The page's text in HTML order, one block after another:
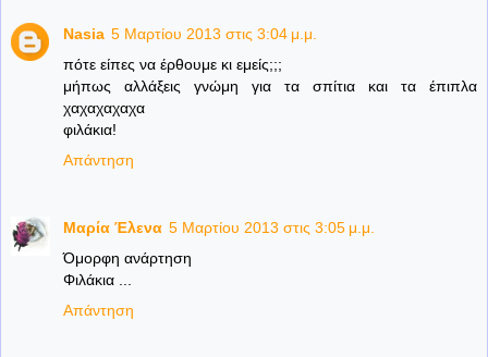
Nasia 5 Μαρτίου 2013 στις 3:04 μ.μ.
πότε είπες να έρθουμε κι εμείς;;;
μήπως αλλάξεις γνώμη για τα σπίτια και τα έπιπλα
χαχαχαχαχα
φιλάκια!
Απάντηση
Μαρία Έλενα 5 Μαρτίου 2013 στις 3:05 μ.μ.
Όμορφη ανάρτηση
Φιλάκια ...
Απάντηση